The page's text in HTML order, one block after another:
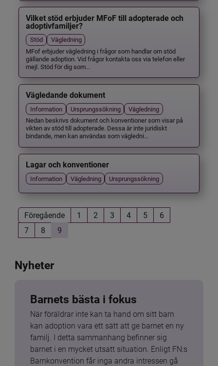
Vilket stöd erbjuder MFoF till adopterade och
adoptivfamiljer?
Stöd
Vägledning
MFof erbjuder vägledning i frågor som handlar om stöd
gällande adoption. Vid frågor kontakta oss via telefon eller
mejl. Stöd för dig som...
Vägledande dokument
Information Ursprungssökning
Vägledning
Nedan beskrivs dokument och konventioner som visar på
vikten av stöd till adopterade. Dessa är inte juridiskt
bindande, men kan användas som vägledni...
Lagar och konventioner
Information Vägledning Ursprungssökning
Föregående 1 2 3 4 5
6
7
8 9
Nyheter
Barnets bästa i fokus
När föräldrar inte kan ta hand om sitt barn
kan adoption vara ett sätt att ge barnet en ny
familj. I detta sammanhang befinner sig
barnet i en mycket utsatt situation. Enligt FN:s
Barnkonvention får inga andra intressen gå